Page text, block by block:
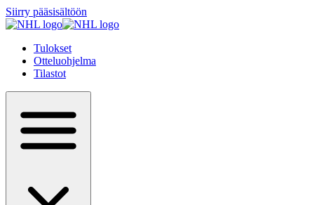
Siirry pääsisältöön
Tulokset
Otteluohjelma
Tilastot